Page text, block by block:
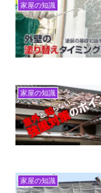
家屋の知識
家屋の知識
家屋の知識